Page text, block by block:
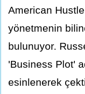
American Hustle
yönetmenin
bulunuyor.
'Business Plot'
esinlenerek